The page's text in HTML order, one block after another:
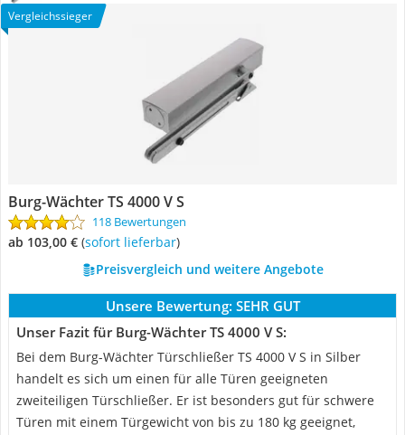
Vergleichssieger
Burg-Wächter TS 4000 V S
118 Bewertungen
ab 103,00 € ( Sofort lieferbar)
Preisvergleich und weitere Angebote
Unsere Bewertung: SEHR GUT
Unser Fazit für Burg-Wächter TS 4000 V S:
Bei dem Burg-Wächter Türschließer TS 4000 V S in Silber
handelt es sich um einen für alle Türen geeigneten
zweiteiligen Türschließer. Er ist besonders gut für schwere
Türen mit einem Türgewicht von bis zu 180 kg geeignet,